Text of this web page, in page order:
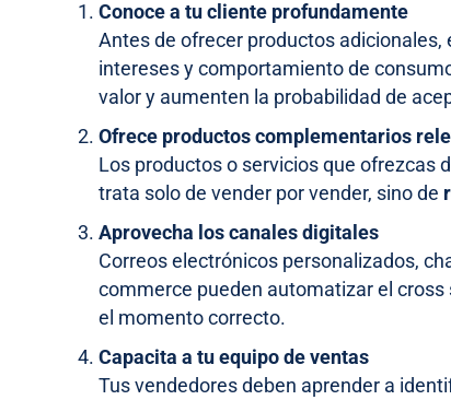
Conoce a tu cliente profundamente
Antes de ofrecer productos
intereses y comportamiento de
valor y aumenten la probabilidad de
Ofrece productos complementarios
Los productos o servicios que ofrezcas
trata solo de vender por vender, sino de
Aprovecha los canales digitales
Correos electrónicos personalizados,
commerce pueden automatizar el
el momento correcto.
Capacita a tu equipo de ventas
Tus vendedores deben aprender a